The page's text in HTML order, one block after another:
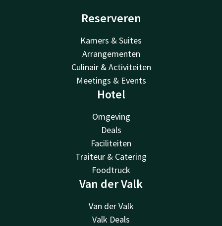
Reserveren
Kamers & Suites
Arrangementen
Culinair & Activiteiten
Meetings & Events
Hotel
Omgeving
Deals
Faciliteiten
Traiteur & Catering
Foodtruck
Van der Valk
Van der Valk
Valk Deals